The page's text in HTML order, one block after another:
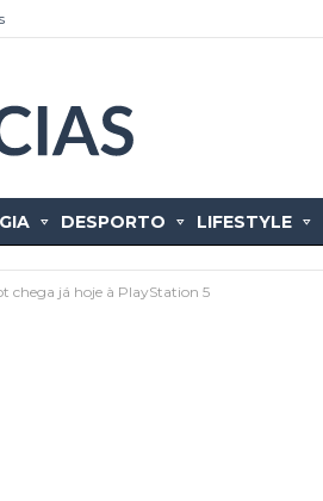
DESPORTO LIFESTYLE
chega já hoje à PlayStation 5